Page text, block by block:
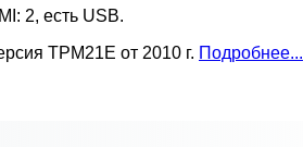
2, есть USB.
TPM21E от 2010 г. Подробнее...